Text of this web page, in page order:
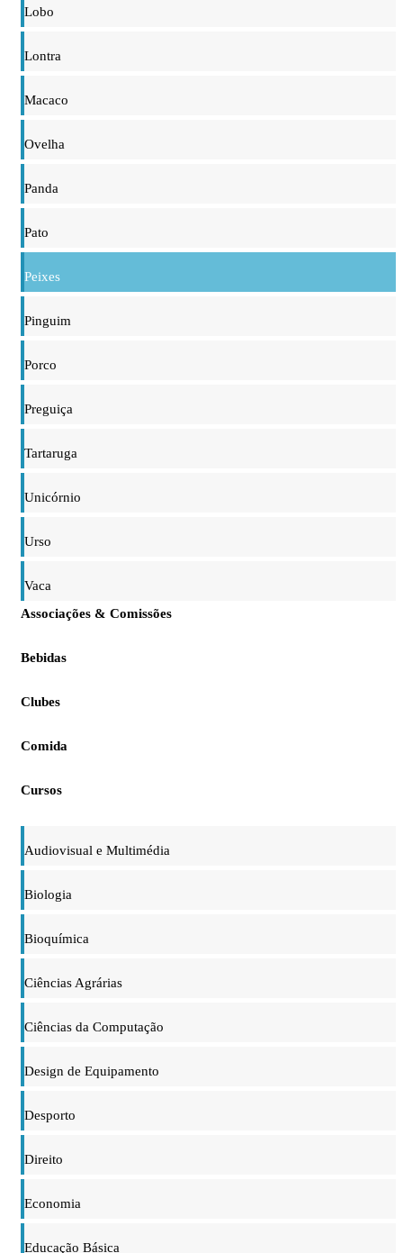
Lobo
Lontra
Macaco
Ovelha
Panda
Pato
Peixes
Pinguim
Porco
Preguiça
Tartaruga
Unicórnio
Urso
Vaca
Associações & Comissões
Bebidas
Clubes
Comida
Cursos
Audiovisual e Multimédia
Biologia
Bioquímica
Ciências Agrárias
Ciências da Computação
Design de Equipamento
Desporto
Direito
Economia
Educação Básica